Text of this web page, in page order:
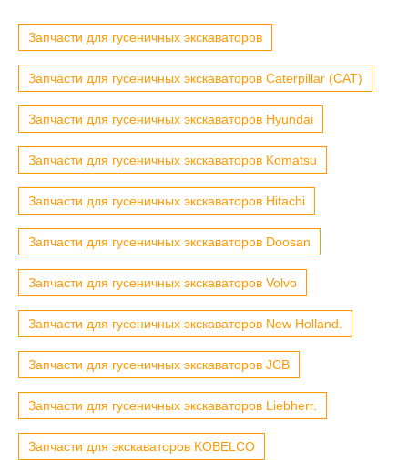
Запчасти для гусеничных экскаваторов
Запчасти для гусеничных экскаваторов Caterpillar (CAT)
Запчасти для гусеничных экскаваторов Hyundai
Запчасти для гусеничных экскаваторов Komatsu
Запчасти для гусеничных экскаваторов Hitachi
Запчасти для гусеничных экскаваторов Doosan
Запчасти для гусеничных экскаваторов Volvo
Запчасти для гусеничных экскаваторов New Holland.
Запчасти для гусеничных экскаваторов JCB
Запчасти для гусеничных экскаваторов Liebherr.
Запчасти для экскаваторов KOBELCO